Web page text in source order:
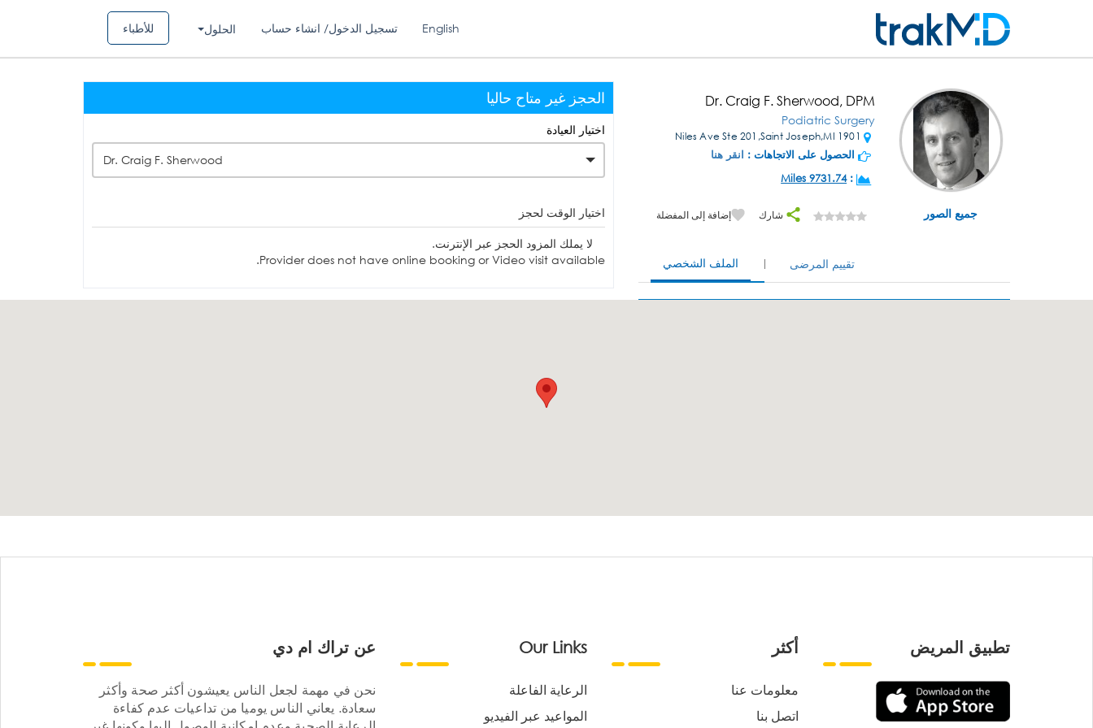
للأطباء الحلول تسجيل الدخول/ انشاء حساب English
جميع الصور
Dr. Craig F. Sherwood, DPM
Podiatric Surgery
الحصول على الاتجاهات : انقر هنا
:
9731.74 Miles
شارك إضافة إلى المفضلة
الملف الشخصي تقييم المرضى
الحجز غير متاح حاليا
اختيار العيادة
Dr. Craig F. Sherwood
اختيار الوقت لحجز
لا يملك المزود الحجز عبر الإنترنت.
Provider does not have online booking or Video visit available.
عن تراك ام دي
نحن في مهمة لجعل الناس يعيشون أكثر صحة وأكثر
سعادة. يعاني الناس يوميا من تداعيات عدم كفاءة
Our Links
الرعاية الفاعلة
المواعيد عبر الفيديو
أكثر
معلومات عنا
اتصل بنا
تطبيق المريض